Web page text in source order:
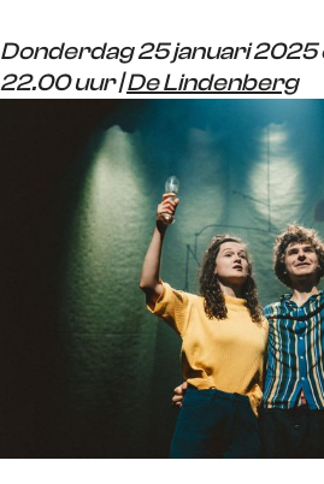
Donderdag 25 januari
22.00 uur |De Lindenberg